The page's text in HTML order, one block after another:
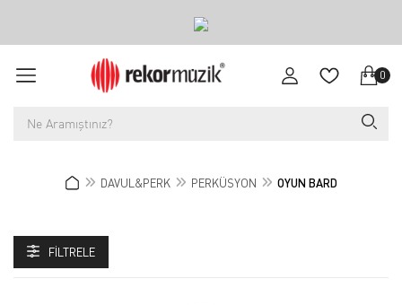
0
DAVUL&PERK PERKÜSYON OYUN BARD
FILTRELE